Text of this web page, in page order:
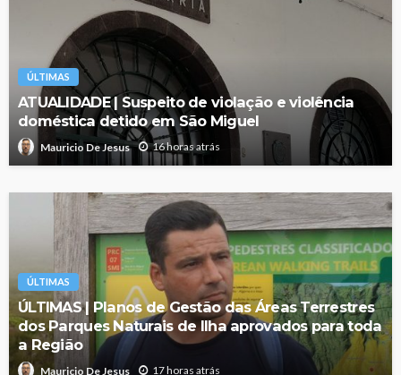
ÚLTIMAS
ATUALIDADE | Suspeito de violação e violência
doméstica detido em São Miguel
Mauricio De Jesus 16 horas atrás
ÚLTIMAS
ÚLTIMAS | Planos de Gestão das Áreas Terrestres
dos Parques Naturais de Ilha aprovados para toda
a Região
Mauricio De Jesus 17 horas atrás